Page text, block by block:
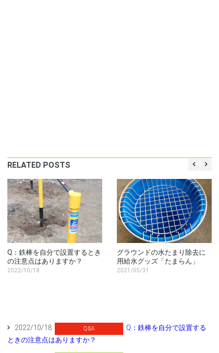
RELATED POSTS
Q：鉄棒を自分で設置するとき
の注意点はありますか？
2022/10/18
グラウンドの水たまり除去に
用給水グッズ「たまらん」
2021/05/31
2022/10/18 Q&A
Q：鉄棒を自分で設置する
ときの注意点はありますか？